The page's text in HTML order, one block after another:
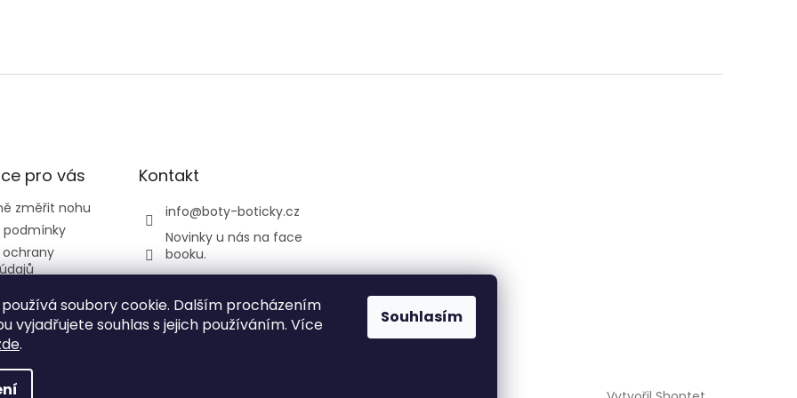
soubory cookie. Dalším procházením
vyjadřujete souhlas s jejich používáním. Více
.
Souhlasím
pro vás
změřit nohu
a Žirafa
Kontakt
info@boty-boticky.cz
Novinky u nás na face
booku.
listickatedi